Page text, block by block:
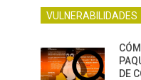
VULNERABILIDADES
DE